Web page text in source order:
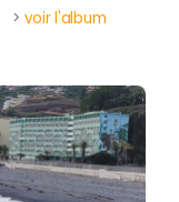
> voir l'album